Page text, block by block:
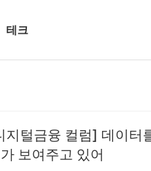
테크
지털금융 컬럼] 데이터
보여주고 있어